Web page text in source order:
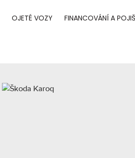
OJETÉ VOZY FINANCOVÁNÍ A